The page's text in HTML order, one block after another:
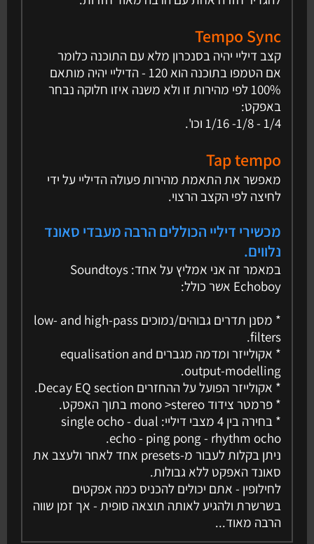
Tempo Sync
קצב דיליי יהיה בסנכרון מלא עם התוכנה כלומר
אם הטמפו בתוכנה הוא 120 - הדיליי יהיה מותאם
100% לפי מהירות זו ולא משנה איזו חלוקה נבחר
באפקט:
1/4 - 1/8- 1/16 וכו'.
Tap tempo
מאפשר את התאמת מהירות פעולה הדיליי על ידי
לחיצה לפי הקצב הרצוי.
מכשירי דיליי הכוללים הרבה מעבדי סאונד
נלווים.
במאמר זה אני אמליץ על אחד: Soundtoys
Echoboy אשר כולל:
* מסנן תדרים גבוהים/נמוכים low- and high-pass
filters.
* אקולייזר ומדמה מגברים equalisation and
output-modelling.
* אקולייזר הפועל על ההחזרים Decay EQ section.
* פרמטר צידוד mono >stereo בתוך האפקט.
* בחירה בין 4 מצבי דיליי: single ocho - dual
echo - ping pong - rhythm ocho.
ניתן בקלות לעבור מ-presets אחד לאחר ולעצב את
סאונד האפקט ללא גבולות.
לחילופין - אתם יכולים להכניס כמה אפקטים
בשרשרת ולהגיע לאותה תוצאה סופית - אך זמן שווה
הרבה מאוד...